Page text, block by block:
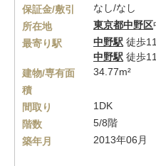
保証金/敷引
なし/なし
所在地
東京都中野区
最寄り駅
中野駅 徒歩
中野駅 徒歩
建物/専有面
積
34.77m²
間取り
1DK
階数
5/8階
築年月
2013年06月